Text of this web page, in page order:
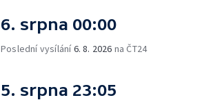
6. srpna 00:00
Poslední vysílání6. 8. 2026 na ČT24
5. srpna 23:05